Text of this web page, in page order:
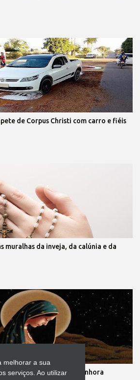
melhorar a sua
serviços. Ao utilizar
de Corpus Christi com carro e fiéis
muralhas da inveja, da calúnia e da
de gestação de Nossa Senhora